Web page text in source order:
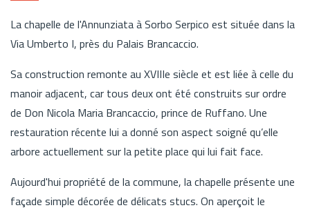
La chapelle de l'Annunziata à Sorbo Serpico est située dans la
Via Umberto I, près du Palais Brancaccio.
Sa construction remonte au XVIIIe siècle et est liée à celle du
manoir adjacent, car tous deux ont été construits sur ordre
de Don Nicola Maria Brancaccio, prince de Ruffano. Une
restauration récente lui a donné son aspect soigné qu’elle
arbore actuellement sur la petite place qui lui fait face.
Aujourd'hui propriété de la commune, la chapelle présente une
façade simple décorée de délicats stucs. On aperçoit le